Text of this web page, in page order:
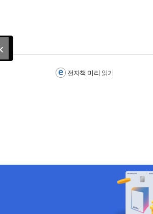
전자책 미리 읽기